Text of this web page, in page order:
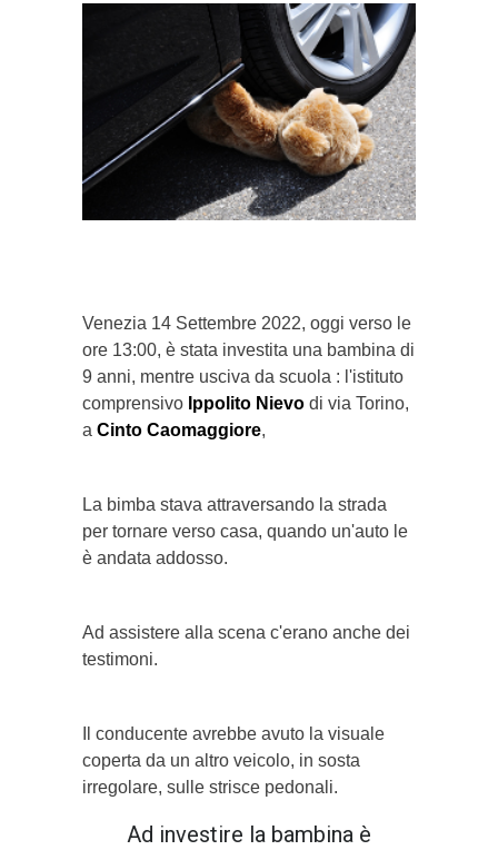
Venezia 14 Settembre 2022, oggi verso le
ore 13:00, è stata investita una bambina di
9 anni, mentre usciva da scuola : l'istituto
comprensivo Ippolito Nievo di via Torino,
a Cinto Caomaggiore,
La bimba stava attraversando la strada
per tornare verso casa, quando un'auto le
è andata addosso.
Ad assistere alla scena c'erano anche dei
testimoni.
Il conducente avrebbe avuto la visuale
coperta da un altro veicolo, in sosta
irregolare, sulle strisce pedonali.
Ad investire la bambina è